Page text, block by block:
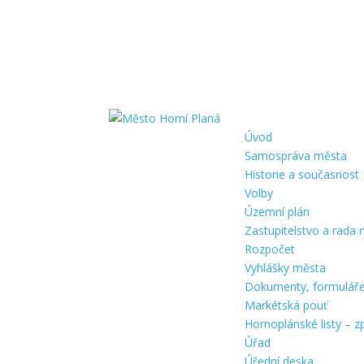
Úvod
Samospráva města
Historie a současnost
Volby
Územní plán
Zastupitelstvo a rada
Rozpočet
Vyhlášky města
Dokumenty, formuláře
Markétská pouť
Hornoplánské listy –
Úřad